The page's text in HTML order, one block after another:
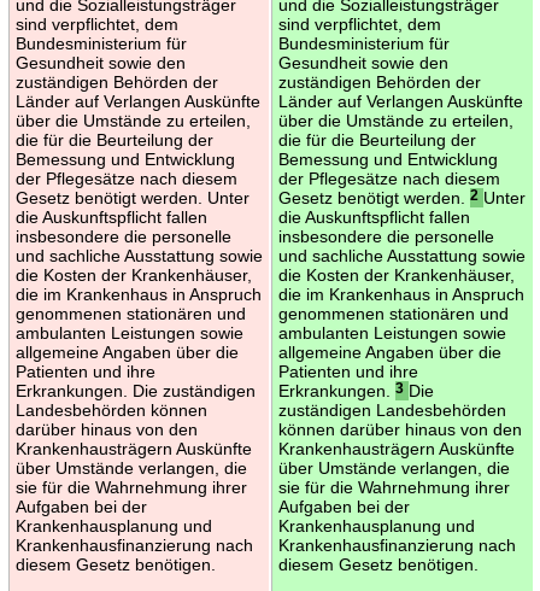
und die Sozialleistungsträger
sind verpflichtet, dem
Bundesministerium für
Gesundheit sowie den
zuständigen Behörden der
Länder auf Verlangen Auskünfte
über die Umstände zu erteilen,
die für die Beurteilung der
Bemessung und Entwicklung
der Pflegesätze nach diesem
Gesetz benötigt werden. Unter
die Auskunftspflicht fallen
insbesondere die personelle
und sachliche Ausstattung sowie
die Kosten der Krankenhäuser,
die im Krankenhaus in Anspruch
genommenen stationären und
ambulanten Leistungen sowie
allgemeine Angaben über die
Patienten und ihre
Erkrankungen. Die zuständigen
Landesbehörden können
darüber hinaus von den
Krankenhausträgern Auskünfte
über Umstände verlangen, die
sie für die Wahrnehmung ihrer
Aufgaben bei der
Krankenhausplanung und
Krankenhausfinanzierung nach
diesem Gesetz benötigen.
und die Sozialleistungsträger
sind verpflichtet, dem
Bundesministerium für
Gesundheit sowie den
zuständigen Behörden der
Länder auf Verlangen Auskünfte
über die Umstände zu erteilen,
die für die Beurteilung der
Bemessung und Entwicklung
der Pflegesätze nach diesem
Gesetz benötigt werden.
2 Unter
die Auskunftspflicht fallen
insbesondere die personelle
und sachliche Ausstattung sowie
die Kosten der Krankenhäuser,
die im Krankenhaus in Anspruch
genommenen stationären und
ambulanten Leistungen sowie
allgemeine Angaben über die
Patienten und ihre
Erkrankungen.
3 Die
zuständigen Landesbehörden
können darüber hinaus von den
Krankenhausträgern Auskünfte
über Umstände verlangen, die
sie für die Wahrnehmung ihrer
Aufgaben bei der
Krankenhausplanung und
Krankenhausfinanzierung nach
diesem Gesetz benötigen.